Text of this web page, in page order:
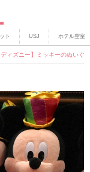
ト USJ ホテル空室
ディズニー】ミッキーのぬいぐ